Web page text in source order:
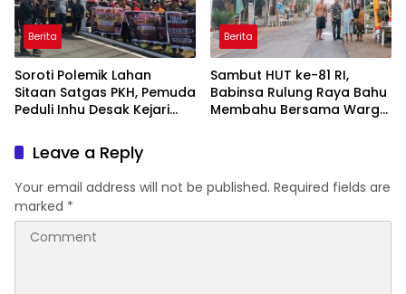
Berita
Soroti Polemik Lahan
Sitaan Satgas PKH, Pemuda
Peduli Inhu Desak Kejari
PAS
Berita
Sambut HUT ke-81 RI,
Babinsa Rulung Raya Bahu
Membahu Bersama Warga
Leave a Reply
Your email address will not be published. Required fields are
marked *